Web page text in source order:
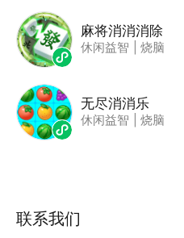
麻将消消消除
休闲益智 烧脑
无尽消消乐
休闲益智 烧脑
联系我们